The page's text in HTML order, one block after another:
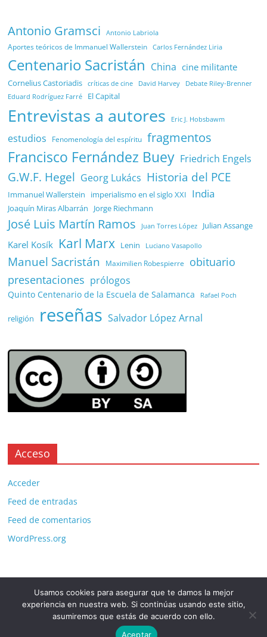
Antonio Gramsci Antonio Labriola
Aportes teóricos de Immanuel Wallerstein Carlos Fernández Liria
Centenario Sacristán China cine militante
Cornelius Castoriadis críticas de cine David Harvey Debate Riley-Brenner
Eduard Rodríguez Farré El Capital
Entrevistas a autores Eric J. Hobsbawm
estudios Fenomenología del espíritu fragmentos
Francisco Fernández Buey Friedrich Engels
G.W.F. Hegel Georg Lukács Historia del PCE
Immanuel Wallerstein imperialismo en el siglo XXI India
Joaquín Miras Albarrán Jorge Riechmann
José Luis Martín Ramos Juan Torres López Julian Assange
Karel Kosík Karl Marx Lenin Luciano Vasapollo
Manuel Sacristán Maximilien Robespierre
obituario
presentaciones prólogos
Quinto Centenario de la Escuela de Salamanca Rafael Poch
religión reseñas Salvador López Arnal
Acceso
Acceder
Feed de entradas
Feed de comentarios
WordPress.org
Copyright © 2026 . All rights reserved.
ColorMag Pro by ThemeGrill. Powered byWordPress.
Usamos cookies para asegurar que te damos la mejor
experiencia en nuestra web. Si continúas usando este sitio,
asumiremos que estás de acuerdo con ello.
Aceptar